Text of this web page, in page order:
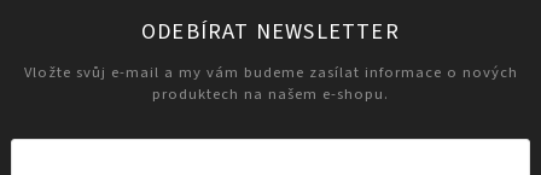
ODEBÍRAT NEWSLETTER
Vložte svůj e-mail a my vám budeme zasílat informace o nových
produktech na našem e-shopu.